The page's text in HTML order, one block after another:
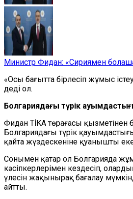
Министр Фидан: «Сириямен
«Осы бағытта бірлесіп жұмыс
деді ол.
Болгариядағы түрік
Фидан TİKA төрағасы қызметінен
Болгариядағы түрік
қайта жүздескеніне қуанышты
Сонымен қатар ол Болгарияда
кәсіпкерлерімен кездесіп,
үлесін жақынырақ бағалау
айтты.